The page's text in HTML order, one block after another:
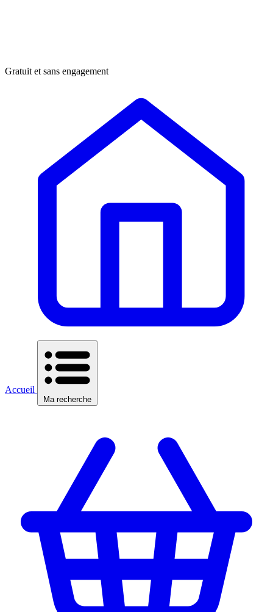
Gratuit et sans engagement
Accueil
Ma recherche